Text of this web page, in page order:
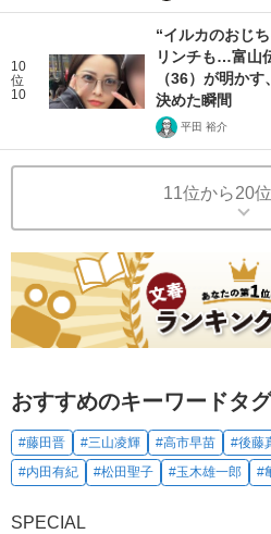
10
位
10
“イルカのおじ
リンチも…富山
（36）が明か
決めた瞬間
平田 裕介
11位から20
おすすめのキーワードタ
#藤田晋 #三山凌輝 #高市早苗 #後藤
#内田有紀
#松田聖子 #玉木雄一郎 #
SPECIAL